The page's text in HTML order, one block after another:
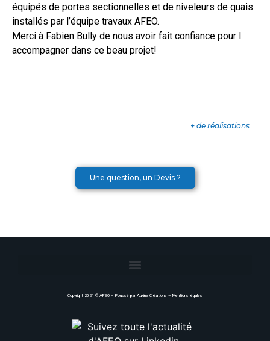
équipés de portes sectionnelles et de niveleurs de quais
installés par l’équipe travaux AFEO.
Merci à Fabien Bully de nous avoir fait confiance pour l
accompagner dans ce beau projet!
+ de réalisations
Une question, un Devis ?
Copyright 2021 © AFEO – Poussé par Auxine Créations – Mentions légales